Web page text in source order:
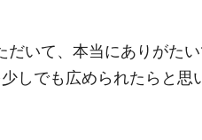
いて、本当にありがたい
しでも広められたらと思